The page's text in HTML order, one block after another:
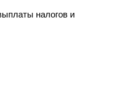
налогов и